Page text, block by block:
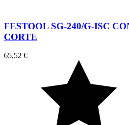
FESTOOL SG-240/G-ISC
CORTE
65,52 €